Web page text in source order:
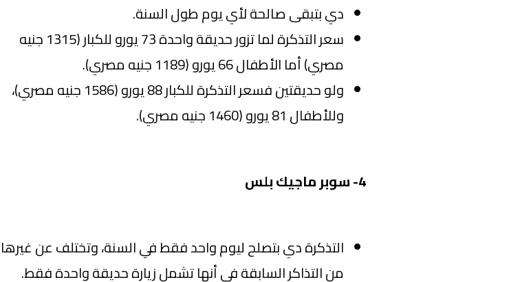
دي بتبقى صالحة لأي يوم طول السنة.
سعر التذكرة لما تزور حديقة واحدة 73 يورو للكبار (1315 جنيه
مصري) أما الأطفال 66 يورو (1189 جنيه مصري).
ولو حديقتين فسعر التذكرة للكبار 88 يورو (1586 جنيه مصري)،
وللأطفال 81 يورو (1460 جنيه مصري).
4- سوبر ماجيك بلس
التذكرة دي بتصلح ليوم واحد فقط في السنة، وتختلف عن غيرها
من التذاكر السابقة في أنها تشمل زيارة حديقة واحدة فقط.